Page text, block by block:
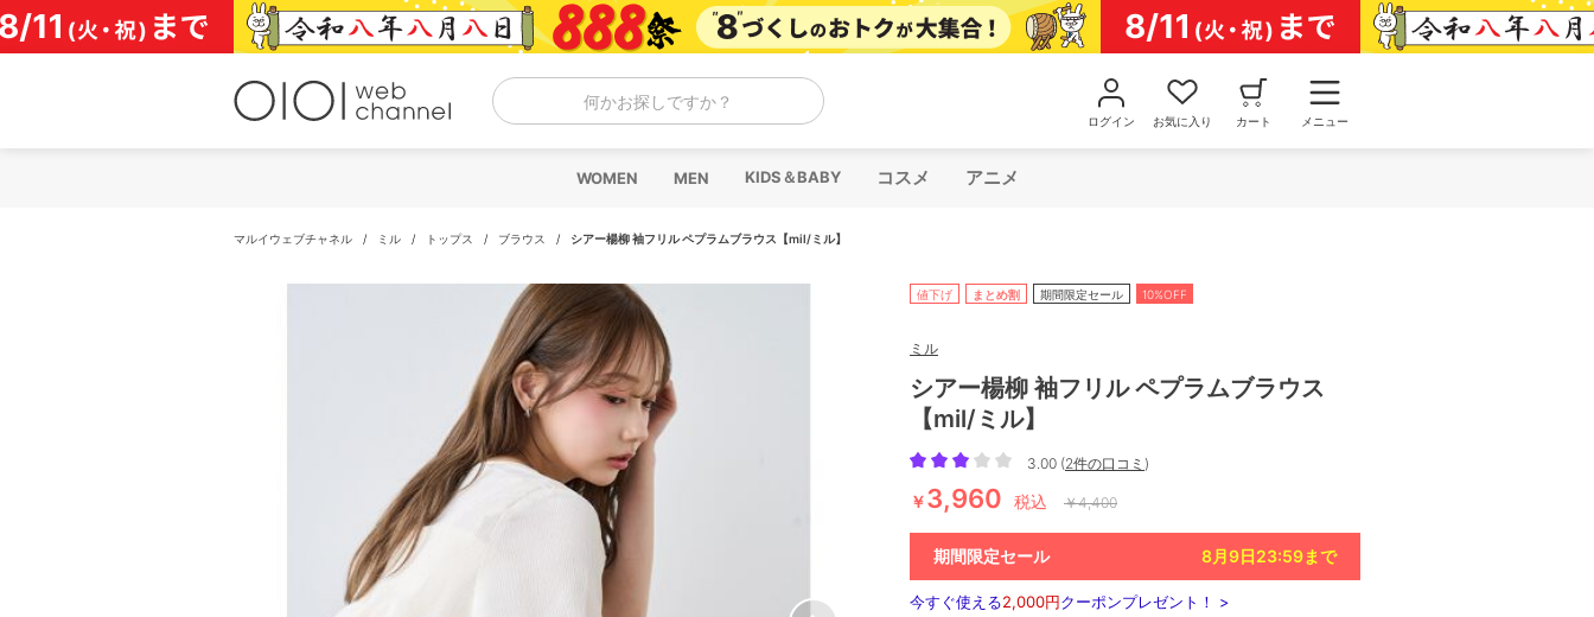
コ
ン
テ
何かお探しですか？
ログイン お気に入り カート メニュー
WOMEN MEN KIDS＆BABY コスメ アニメ
マルイウェブチャネル / ミル / トップス / ブラウス / シアー楊柳 袖フリル ペプラムブラウス【mil/ミル】
値下げ まとめ割 期間限定セール 10%OFF
ミル
シアー楊柳 袖フリル ペプラムブラウス
【mil/ミル】
3.00 (2件の口コミ )
￥3,960 税込 ￥4,400
期間限定セール 8月9日23:59まで
今すぐ使える2,000円クーポンプレゼント！ >